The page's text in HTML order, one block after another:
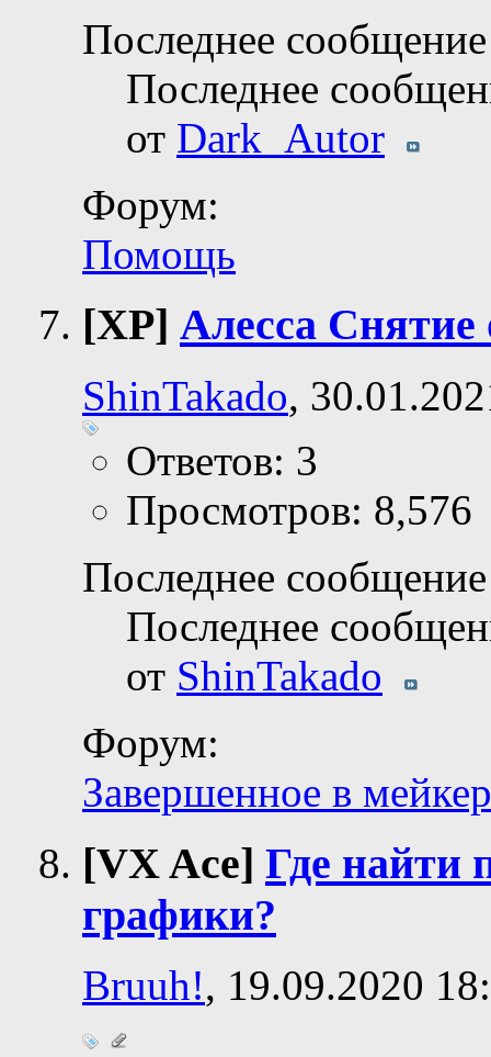
Последнее
Последнее
от Dark_Autor
Форум:
Помощь
[XP] Алесса Снятие
ShinTakado,
Ответов: 3
Просмотров: 8,576
Последнее
Последнее
от ShinTakado
Форум:
Завершенное в
[VX Ace] Где найти
графики?
Bruuh!, 19.09.2020